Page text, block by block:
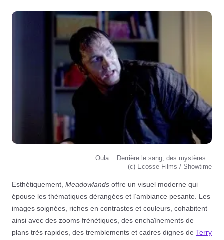
Oula... Derrière le sang, des mystères...
(c) Ecosse Films / Showtime
Esthétiquement, Meadowlands offre un visuel moderne qui
épouse les thématiques dérangées et l’ambiance pesante. Les
images soignées, riches en contrastes et couleurs, cohabitent
ainsi avec des zooms frénétiques, des enchaînements de
plans très rapides, des tremblements et cadres dignes de Terry